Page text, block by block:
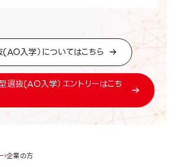
入学）についてはこちら
選抜(AO入学）エントリーはこち
企業の方